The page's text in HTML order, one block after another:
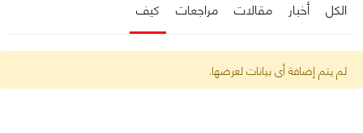
الكل أخبار مقالات مراجعات كيف
لم يتم إضافة أى بيانات لعرضها.